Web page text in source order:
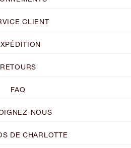
CLIENT
RETOURS
FAQ
NOUS
DE CHARLOTTE